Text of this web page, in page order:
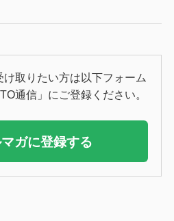
け取りたい方は以下フォーム
通信」にご登録ください。
ガに登録する